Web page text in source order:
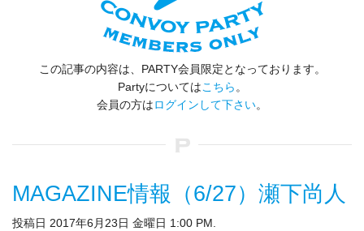
この記事の内容は、PARTY会員限定となっております。
Partyについてはこちら 。
会員の方はログインして下さい。
MAGAZINE情報（6/27）瀬下尚人
投稿日 2017年6月23日 金曜日 1:00 PM.